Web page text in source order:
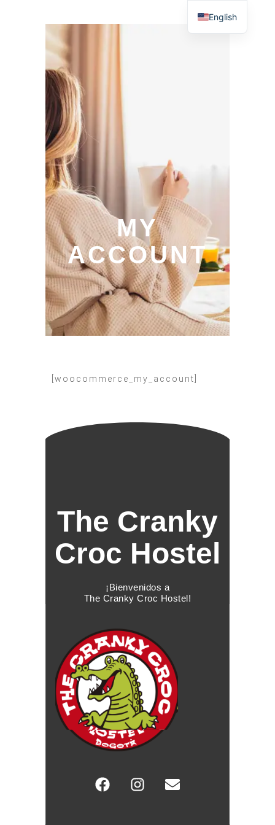
MY
ACCOUNT
[woocommerce_my_account]
The Cranky
Croc Hostel
¡Bienvenidos a
The Cranky Croc Hostel!
English